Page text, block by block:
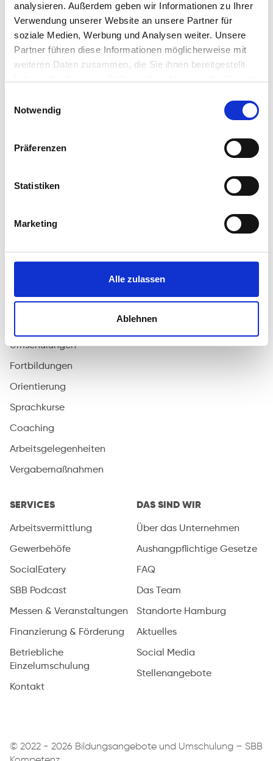
analysieren. Außerdem geben wir Informationen zu Ihrer
Verwendung unserer Website an unsere Partner für
soziale Medien, Werbung und Analysen weiter. Unsere
Partner führen diese Informationen möglicherweise mit
weiteren Daten zusammen, die Sie ihnen bereitgestellt
Notwendig
Präferenzen
Statistiken
Marketing
Alle zulassen
Ablehnen
I
Wendenstraße 493
20537 Hamburg
040 - 2 11 12 - 123
Fax: 040 - 2 11 12 - 111
E-Mail:kundencenter@sbb-hamburg.de
Website: www.sbb-hamburg.de
(weitere/spätere Termine gerne nach Absprache)
Google Maps // Karte anzeigen
ANGEBOTE
Umschulungen
Fortbildungen
Orientierung
Sprachkurse
Coaching
Arbeitsgelegenheiten
Vergabemaßnahmen
ICADEMY
Anmeldung
SERVICES
Arbeitsvermittlung
Gewerbehöfe
SocialEatery
SBB Podcast
Messen & Veranstaltungen
Finanzierung & Förderung
Betriebliche
Einzelumschulung
Kontakt
DAS SIND WIR
Über das Unternehmen
Aushangpflichtige Gesetze
FAQ
Das Team
Standorte Hamburg
Aktuelles
Social Media
Stellenangebote
© 2022 - 2026 Bildungsangebote und Umschulung – SBB